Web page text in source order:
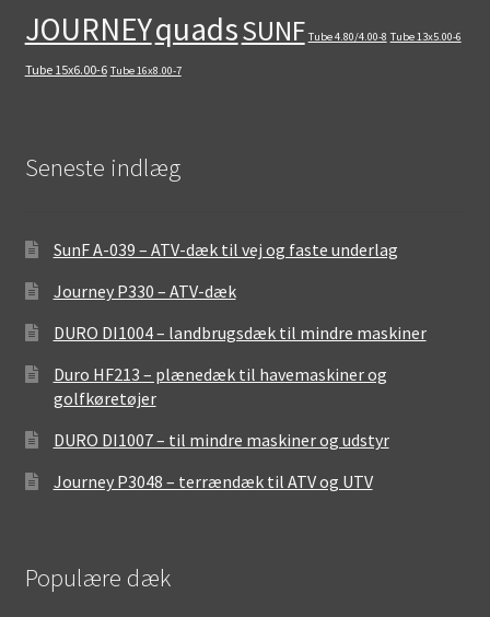
JOURNEYquadsSUNF Tube 4.80/4.00-8 Tube 13x5.00-6
Tube 15x6.00-6 Tube 16x8.00-7
Seneste indlæg
SunF A-039 – ATV-dæk til vej og faste underlag
Journey P330 – ATV-dæk
DURO DI1004 – landbrugsdæk til mindre maskiner
Duro HF213 – plænedæk til havemaskiner og
golfkøretøjer
DURO DI1007 – til mindre maskiner og udstyr
Journey P3048 – terrændæk til ATV og UTV
Populære dæk